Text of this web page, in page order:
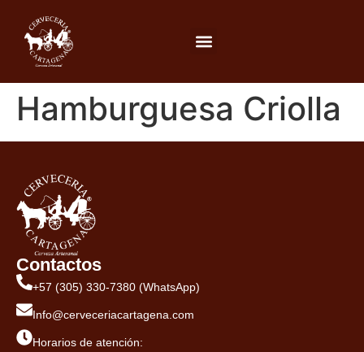
Hamburguesa Criolla
Contactos
+57 (305) 330-7380 (WhatsApp)
Info@cerveceriacartagena.com
Horarios de atención: